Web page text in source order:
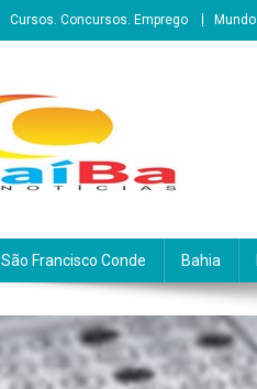
Cursos. Concursos. Emprego Mundo
São Francisco Conde Bahia